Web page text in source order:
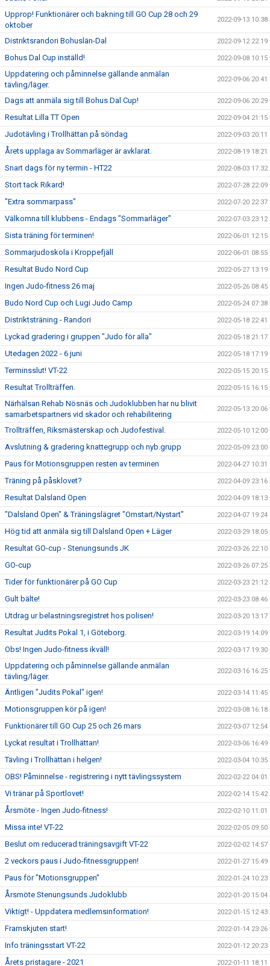
Upprop! Funktionärer och bakning till GO Cup 28 och 29
oktober
2022-09-13 10:38
Distriktsrandori Bohuslän-Dal 2022-09-12 22:19
Bohus Dal Cup inställd! 2022-09-08 10:15
Uppdatering och påminnelse gällande anmälan
tävling/läger.
2022-09-06 20:41
Dags att anmäla sig till Bohus Dal Cup! 2022-09-06 20:29
Resultat Lilla TT Open 2022-09-04 21:15
Judotävling i Trollhättan på söndag 2022-09-03 20:11
Årets upplaga av Sommarläger är avklarat. 2022-08-19 18:21
Snart dags för ny termin - HT22 2022-08-03 17:32
Stort tack Rikard! 2022-07-28 22:09
"Extra sommarpass" 2022-07-20 22:37
Välkomna till klubbens - Endags "Sommarläger" 2022-07-03 23:12
Sista träning för terminen! 2022-06-01 12:15
Sommarjudoskola i Kroppefjäll 2022-06-01 08:55
Resultat Budo Nord Cup 2022-05-27 13:19
Ingen Judo-fitness 26 maj 2022-05-26 08:45
Budo Nord Cup och Lugi Judo Camp 2022-05-24 07:38
Distriktsträning - Randori 2022-05-18 22:41
Lyckad gradering i gruppen "Judo för alla" 2022-05-18 21:17
Utedagen 2022 - 6 juni 2022-05-18 17:19
Terminsslut! VT-22 2022-05-15 20:15
Resultat Trollträffen. 2022-05-15 16:15
Närhälsan Rehab Nösnäs och Judoklubben har nu blivit
samarbetspartners vid skador och rehabilitering
2022-05-13 20:06
Trollträffen, Riksmästerskap och Judofestival. 2022-05-10 12:00
Avslutning & gradering knattegrupp och nyb.grupp 2022-05-09 23:00
Paus för Motionsgruppen resten av terminen 2022-04-27 10:31
Träning på påsklovet? 2022-04-09 23:16
Resultat Dalsland Open 2022-04-09 18:13
"Dalsland Open" & Träningslägret "Omstart/Nystart" 2022-04-07 19:24
Hög tid att anmäla sig till Dalsland Open + Läger 2022-03-29 18:05
Resultat GO-cup - Stenungsunds JK 2022-03-26 22:10
GO-cup 2022-03-26 07:25
Tider för funktionärer på GO Cup 2022-03-23 21:12
Gult bälte! 2022-03-23 08:46
Utdrag ur belastningsregistret hos polisen! 2022-03-20 13:17
Resultat Judits Pokal 1, i Göteborg. 2022-03-19 14:09
Obs! Ingen Judo-fitness ikväll! 2022-03-17 19:30
Uppdatering och påminnelse gällande anmälan
tävling/läger.
2022-03-16 16:25
Äntligen "Judits Pokal" igen! 2022-03-14 11:45
Motionsgruppen kör på igen! 2022-03-08 16:18
Funktionärer till GO Cup 25 och 26 mars 2022-03-07 12:54
Lyckat resultat i Trollhättan! 2022-03-06 16:49
Tävling i Trollhättan i helgen! 2022-03-04 10:35
OBS! Påminnelse - registrering i nytt tävlingssystem 2022-02-22 04:01
Vi tränar på Sportlovet! 2022-02-14 15:42
Årsmöte - Ingen Judo-fitness! 2022-02-10 11:01
Missa inte! VT-22 2022-02-05 09:50
Beslut om reducerad träningsavgift VT-22 2022-02-02 14:57
2 veckors paus i Judo-fitnessgruppen! 2022-01-27 15:49
Paus för "Motionsgruppen" 2022-01-24 10:23
Årsmöte Stenungsunds Judoklubb 2022-01-20 15:04
Viktigt! - Uppdatera medlemsinformation! 2022-01-15 12:43
Framskjuten start! 2022-01-14 23:26
Info träningsstart VT-22 2022-01-12 20:23
Årets pristagare - 2021 2022-01-11 18:11